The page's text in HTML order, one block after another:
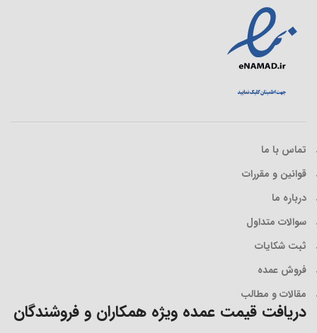
تماس با ما
قوانین و مقررات
درباره ما
سوالات متداول
ثبت شکایات
فروش عمده
مقالات و مطالب
دریافت قیمت عمده ویژه همکاران و فروشندگان